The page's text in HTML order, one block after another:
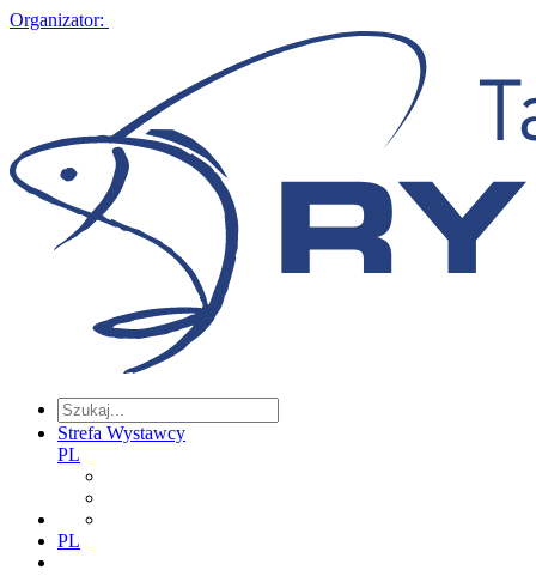
Organizator:
Strefa Wystawcy
PL
PL